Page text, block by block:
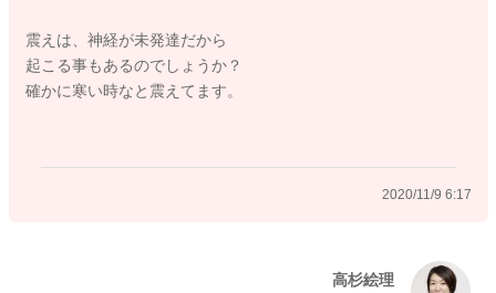
震えは、神経が未発達だから
起こる事もあるのでしょうか？
確かに寒い時なと震えてます。
2020/11/9 6:17
高杉絵理